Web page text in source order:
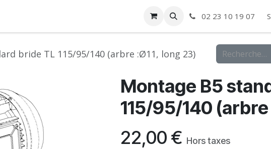
02 23 10 19 07
bride TL 115/95/140 (arbre :Ø11, long 23)
Montage B5
115/95/140
22,00 € Hors taxes